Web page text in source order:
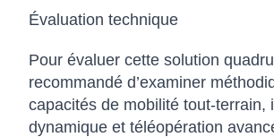
Évaluation technique
Pour évaluer cette solution
recommandé d’examiner
capacités de mobilité tout-terrain,
dynamique et téléopération